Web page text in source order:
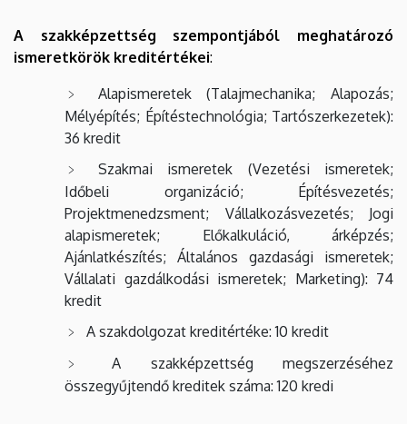
A szakképzettség szempontjából meghatározó
ismeretkörök kreditértékei:
Alapismeretek (Talajmechanika; Alapozás;
Mélyépítés; Építéstechnológia; Tartószerkezetek):
36 kredit
Szakmai ismeretek (Vezetési ismeretek;
Időbeli organizáció; Építésvezetés;
Projektmenedzsment; Vállalkozásvezetés; Jogi
alapismeretek; Előkalkuláció, árképzés;
Ajánlatkészítés; Általános gazdasági ismeretek;
Vállalati gazdálkodási ismeretek; Marketing): 74
kredit
A szakdolgozat kreditértéke: 10 kredit
A szakképzettség megszerzéséhez
összegyűjtendő kreditek száma: 120 kredi